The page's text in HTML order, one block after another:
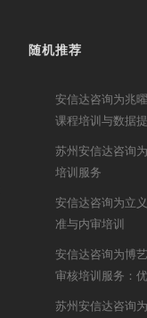
随机推荐
安信达咨询为兆
课程培训与数据
苏州安信达咨询
培训服务
安信达咨询为立
准与内审培训
安信达咨询为博
审核培训服务：
苏州安信达咨询